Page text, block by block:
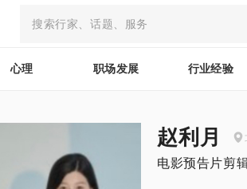
心理 职场发展 行业经验
赵利月
电影预告片剪